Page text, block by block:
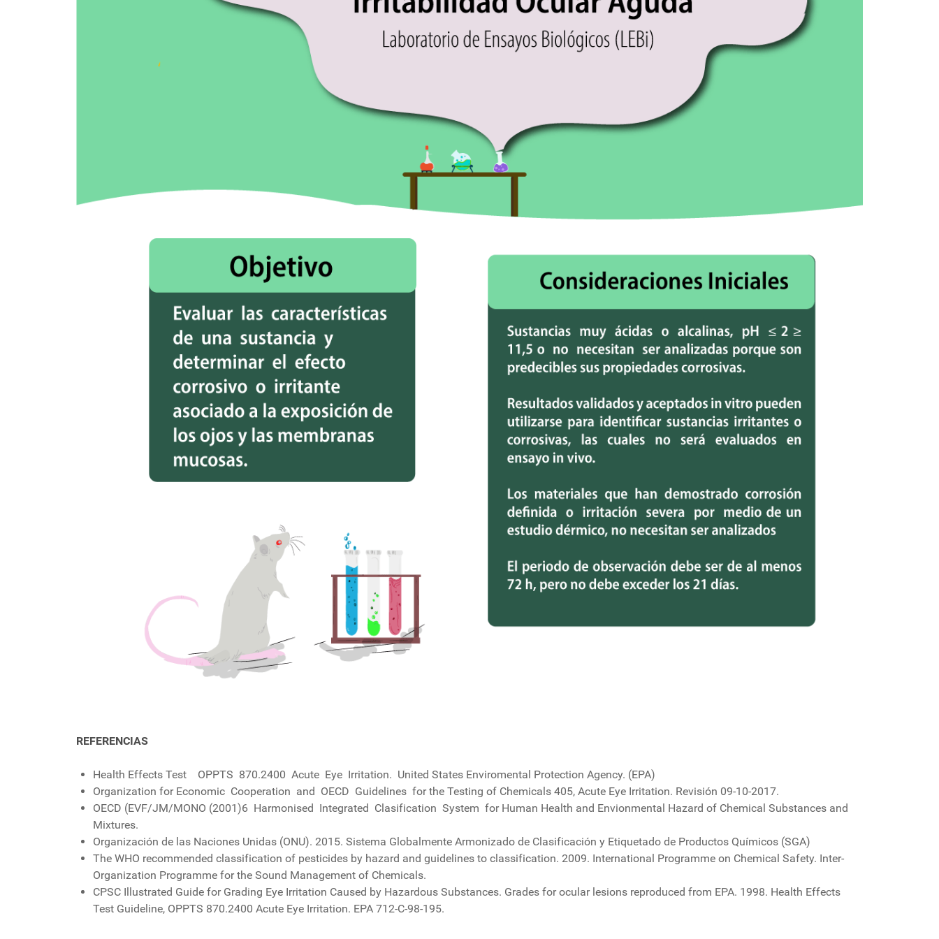
REFERENCIAS
Health Effects Test OPPTS 870.2400 Acute Eye Irritation. United States Enviromental Protection Agency. (EPA)
Organization for Economic Cooperation and OECD Guidelines for the Testing of Chemicals 405, Acute Eye Irritation. Revisión 09-10-2017.
OECD (EVF/JM/MONO (2001)6 Harmonised Integrated Clasification System for Human Health and Envionmental Hazard of Chemical Substances and
Mixtures.
Organización de las Naciones Unidas (ONU). 2015. Sistema Globalmente Armonizado de Clasificación y Etiquetado de Productos Químicos (SGA)
The WHO recommended classification of pesticides by hazard and guidelines to classification. 2009. International Programme on Chemical Safety. Inter-
Organization Programme for the Sound Management of Chemicals.
CPSC Illustrated Guide for Grading Eye Irritation Caused by Hazardous Substances. Grades for ocular lesions reproduced from EPA. 1998. Health Effects
Test Guideline, OPPTS 870.2400 Acute Eye Irritation. EPA 712-C-98-195.